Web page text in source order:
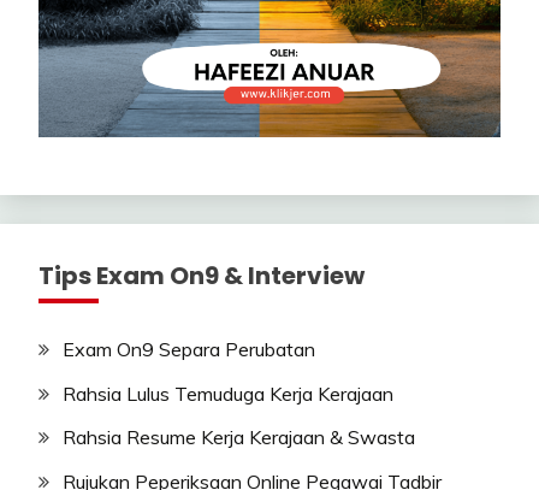
Tips Exam On9 & Interview
Exam On9 Separa Perubatan
Rahsia Lulus Temuduga Kerja Kerajaan
Rahsia Resume Kerja Kerajaan & Swasta
Rujukan Peperiksaan Online Pegawai Tadbir